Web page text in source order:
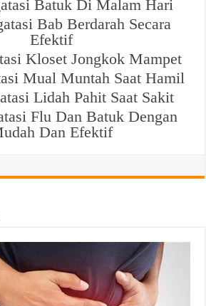
Batuk Di Malam Hari
Bab Berdarah Secara
Efektif
Kloset Jongkok Mampet
Mual Muntah Saat Hamil
Lidah Pahit Saat Sakit
Flu Dan Batuk Dengan
Dan Efektif